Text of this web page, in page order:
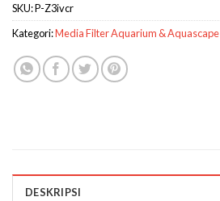
SKU:P-Z3ivcr
Kategori:Media Filter Aquarium & Aquascape
DESKRIPSI